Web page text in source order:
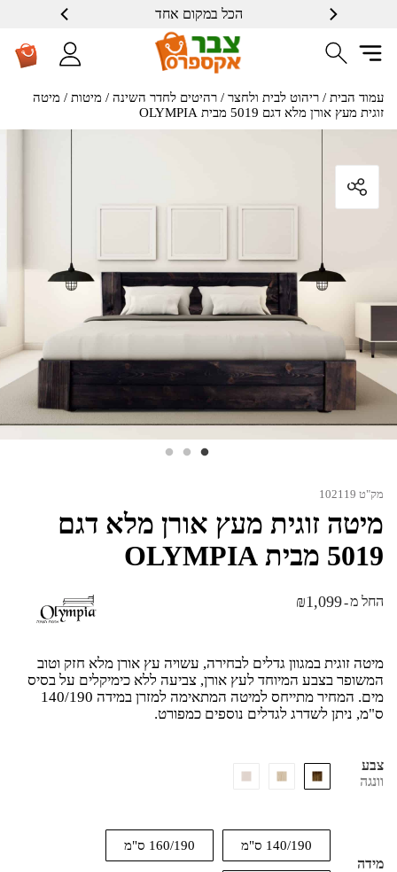
הכל במקום אחד
שרות ברמה גבוה
עמוד הבית / ריהוט לבית ולחצר / רהיטים לחדר השינה / מיטות / מיטה
זוגית מעץ אורן מלא דגם 5019 מבית OLYMPIA
מק"ט 102119
מיטה זוגית מעץ אורן מלא דגם
5019 מבית OLYMPIA
החל מ-
₪1,099
מיטה זוגית במגוון גדלים לבחירה, עשויה עץ אורן מלא חזק וטוב
המשופר בצבע המיוחד לעץ אורן, צביעה ללא כימיקלים על בסיס
מים. המחיר מתייחס למיטה המתאימה למזרן במידה 140/190
ס"מ, ניתן לשדרג לגדלים נוספים כמפורט.
צבע
וונגה
מידה
140/190 ס"מ 160/190 ס"מ